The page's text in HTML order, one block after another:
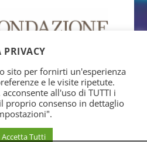
sito per fornirti un'esperienza
e le visite ripetute.
acconsente all'uso di TUTTI i
proprio consenso in dettaglio
Accetta Tutti